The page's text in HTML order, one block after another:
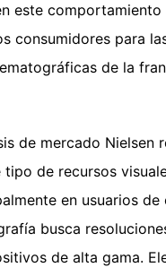
este comportamiento
consumidores para
de la
de mercado Nielsen
tipo de recursos
en usuarios
busca
de alta gama.